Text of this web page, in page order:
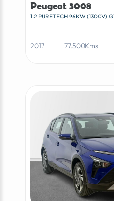
Peugeot 3008
1.2 PURETECH 96KW (130CV)
2017 77.500Kms